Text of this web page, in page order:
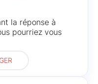
la réponse à
pourriez vous